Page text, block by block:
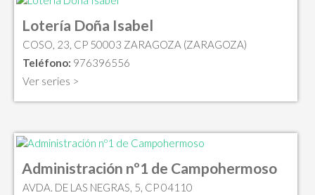
Lotería Doña Isabel
COSO, 23, CP 50003 ZARAGOZA (ZARAGOZA)
Teléfono: 976396556
Ver series >
Administración nº1 de Campohermoso
AVDA. DE LAS NEGRAS, 5, CP 04110